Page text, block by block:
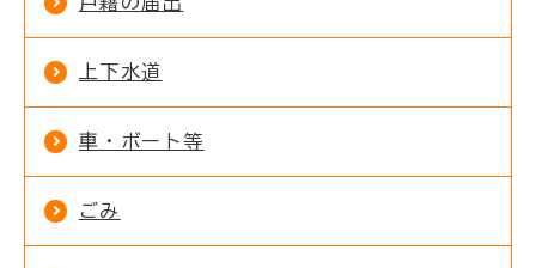
上下水道
車・ボート等
ごみ